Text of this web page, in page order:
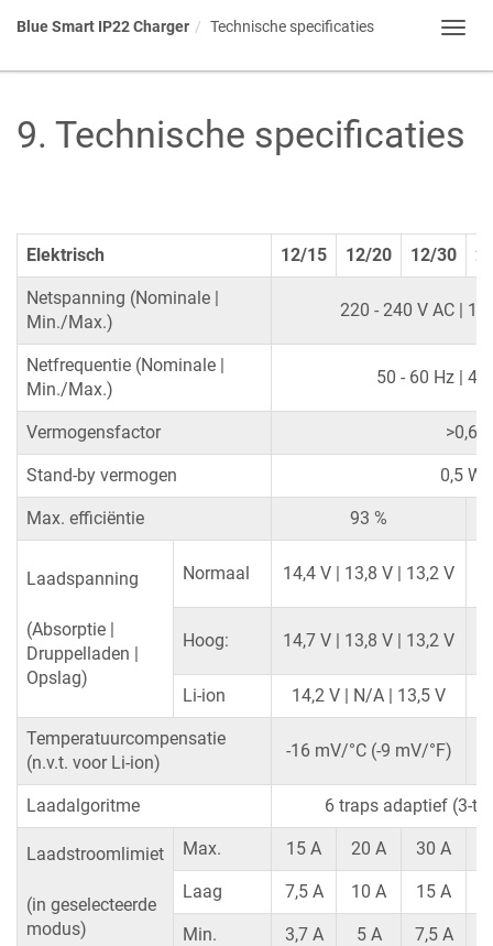
Blue Smart IP22 Charger Technische specificaties
9. Technische specificaties
Elektrisch 12/15 12/20 12/30
Netspanning (Nominale |
Min./Max.)
220 - 240 V AC |
Netfrequentie (Nominale |
Min./Max.)
50 - 60 Hz | 45
Vermogensfactor >0,6
Stand-by vermogen 0,5 W
Max. efficiëntie 93 %
Laadspanning
(Absorptie |
Druppelladen |
Opslag)
Normaal 14,4 V | 13,8 V | 13,2 V
Hoog: 14,7 V | 13,8 V | 13,2 V
Li-ion 14,2 V | N/A | 13,5 V
Temperatuurcompensatie
(n.v.t. voor Li-ion)
-16 mV/°C (-9 mV/°F)
Laadalgoritme 6 traps adaptief (3-
Laadstroomlimiet
(in geselecteerde
modus)
Max. 15 A 20 A 30 A
Laag 7,5 A 10 A 15 A
Min. 3,7 A 5 A 7,5 A